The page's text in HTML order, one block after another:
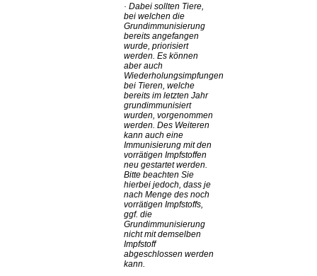
· Dabei sollten Tiere,
bei welchen die
Grundimmunisierung
bereits angefangen
wurde, priorisiert
werden. Es können
aber auch
Wiederholungsimpfungen
bei Tieren, welche
bereits im letzten Jahr
grundimmunisiert
wurden, vorgenommen
werden. Des Weiteren
kann auch eine
Immunisierung mit den
vorrätigen Impfstoffen
neu gestartet werden.
Bitte beachten Sie
hierbei jedoch, dass je
nach Menge des noch
vorrätigen Impfstoffs,
ggf. die
Grundimmunisierung
nicht mit demselben
Impfstoff
abgeschlossen werden
kann.